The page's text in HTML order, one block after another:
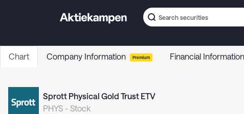
Chart Company Information Premium Financial Information
Sprott Physical Gold Trust ETV
PHYS - Stock